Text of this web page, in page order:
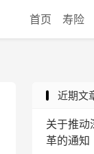
首页 寿险
近期文
关于推动
革的通知